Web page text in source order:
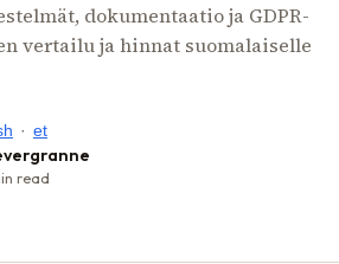
dokumentaatio ja GDPR-
vertailu ja hinnat suomalaiselle
· et
read